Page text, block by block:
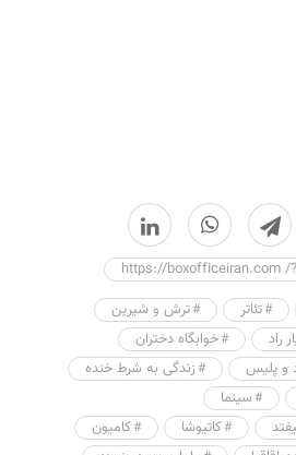
https://boxofficeiran.com /
تئاتر
ترش و شیرین
راد
خوابگاه دختران
و پلیس
زندگی به شرط خنده
سینما
کاتیوشا
کامیون